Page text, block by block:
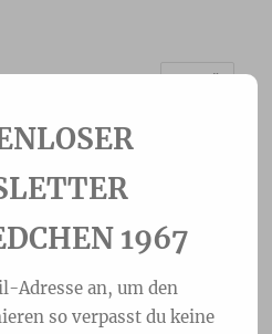
1967
Adresse an, um den
so verpasst du keine